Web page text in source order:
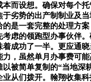
本而设想。确保对每个
于劣势的出产制制业及
的是一套完整的处理方
考虑的领跑型办事伙伴
着成功了一半。更应通
力，虽然单月办事费可
被简单复制的“当地深
业从们拨开。翰翔收集